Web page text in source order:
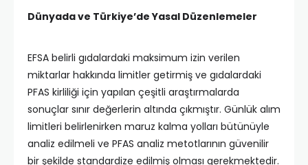
Dünyada ve Türkiye’de Yasal Düzenlemeler
EFSA belirli gıdalardaki maksimum izin verilen
miktarlar hakkında limitler getirmiş ve gıdalardaki
PFAS kirliliği için yapılan çeşitli araştırmalarda
sonuçlar sınır değerlerin altında çıkmıştır. Günlük alım
limitleri belirlenirken maruz kalma yolları bütünüyle
analiz edilmeli ve PFAS analiz metotlarının güvenilir
bir şekilde standardize edilmiş olması gerekmektedir.